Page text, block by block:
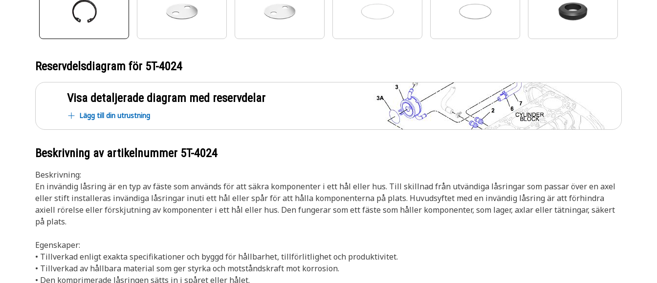
Reservdelsdiagram för 5T-4024
Visa detaljerade diagram med reservdelar
Lägg till din utrustning
Beskrivning av artikelnummer 5T-4024
Beskrivning:
En invändig låsring är en typ av fäste som används för att säkra komponenter i ett hål eller hus. Till skillnad från utvändiga låsringar som passar över en axel
eller stift installeras invändiga låsringar inuti ett hål eller spår för att hålla komponenterna på plats. Huvudsyftet med en invändig låsring är att förhindra
axiell rörelse eller förskjutning av komponenter i ett hål eller hus. Den fungerar som ett fäste som håller komponenter, som lager, axlar eller tätningar, säkert
på plats.
Egenskaper:
• Tillverkad enligt exakta specifikationer och byggd för hållbarhet, tillförlitlighet och produktivitet.
• Tillverkad av hållbara material som ger styrka och motståndskraft mot korrosion.
• Den komprimerade låsringen sätts in i spåret eller hålet.